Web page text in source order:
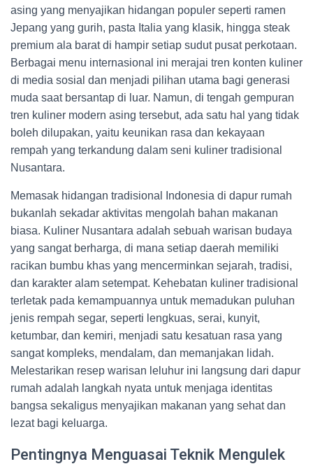
asing yang menyajikan hidangan populer seperti ramen
Jepang yang gurih, pasta Italia yang klasik, hingga steak
premium ala barat di hampir setiap sudut pusat perkotaan.
Berbagai menu internasional ini merajai tren konten kuliner
di media sosial dan menjadi pilihan utama bagi generasi
muda saat bersantap di luar. Namun, di tengah gempuran
tren kuliner modern asing tersebut, ada satu hal yang tidak
boleh dilupakan, yaitu keunikan rasa dan kekayaan
rempah yang terkandung dalam seni kuliner tradisional
Nusantara.
Memasak hidangan tradisional Indonesia di dapur rumah
bukanlah sekadar aktivitas mengolah bahan makanan
biasa. Kuliner Nusantara adalah sebuah warisan budaya
yang sangat berharga, di mana setiap daerah memiliki
racikan bumbu khas yang mencerminkan sejarah, tradisi,
dan karakter alam setempat. Kehebatan kuliner tradisional
terletak pada kemampuannya untuk memadukan puluhan
jenis rempah segar, seperti lengkuas, serai, kunyit,
ketumbar, dan kemiri, menjadi satu kesatuan rasa yang
sangat kompleks, mendalam, dan memanjakan lidah.
Melestarikan resep warisan leluhur ini langsung dari dapur
rumah adalah langkah nyata untuk menjaga identitas
bangsa sekaligus menyajikan makanan yang sehat dan
lezat bagi keluarga.
Pentingnya Menguasai Teknik Mengulek